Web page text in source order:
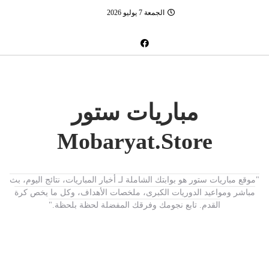
الجمعة 7 يوليو 2026
مباريات ستور
Mobaryat.Store
"موقع مباريات ستور هو بوابتك الشاملة لـ أخبار المباريات، نتائج اليوم، بث
مباشر ومواعيد الدوريات الكبرى، ملخصات الأهداف، وكل ما يخص كرة
القدم. تابع نجومك وفرقك المفضلة لحظة بلحظة."